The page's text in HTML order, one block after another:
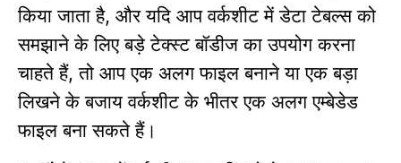
किया जाता है, और यदि आप वर्कशीट में डेटा टेबल्स को
समझाने के लिए बड़े टेक्स्ट बॉडीज का उपयोग करना
चाहते हैं,तो आप एक अलग फाइल बनाने या एक बड़ा
लिखने के बजाय वर्कशीट के भीतर एक अलग एम्बेडेड
फाइल बना सकते हैं।